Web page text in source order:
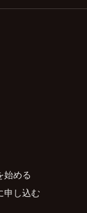
始める
申し込む